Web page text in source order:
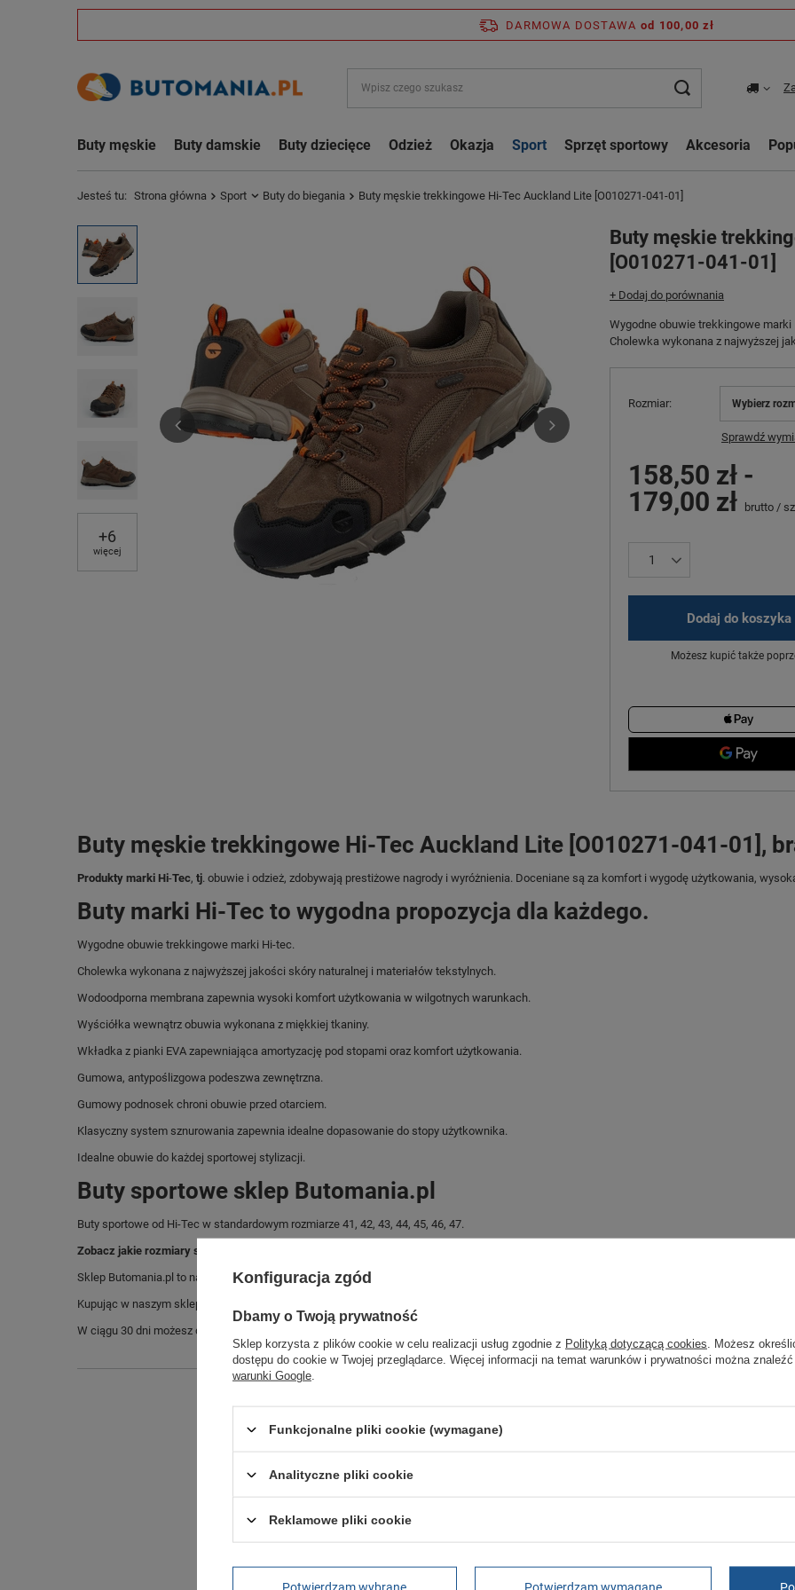
DARMOWA DOSTAWA od 100,00 zł
Buty męskie Buty damskie Buty dziecięce Odzież Okazja Sport Sprzęt sportowy Akcesoria
Jesteś tu: Strona główna Sport Buty do biegania Buty męskie trekkingowe Hi-Tec Auckland Lite [O010271-041-01]
+6
więcej
Buty męskie
[O010271-041-01]
+ Dodaj do porównania
Wygodne obuwie trekkingowe marki
Cholewka wykonana z najwyższej
Rozmiar Wybierz
Sprawdź
158,50 zł -
179,00 zł
brutto /
Dodaj do koszyka
Możesz kupić także
Buty męskie trekkingowe Hi-Tec Auckland Lite [O010271-041-01],
Produkty marki Hi-Tec, tj. obuwie i odzież, zdobywają prestiżowe nagrody i wyróżnienia. Doceniane są za komfort i wygodę użytkowania,
Buty marki Hi-Tec to wygodna propozycja dla każdego.
Wygodne obuwie trekkingowe marki Hi-tec.
Cholewka wykonana z najwyższej jakości skóry naturalnej i materiałów tekstylnych.
Wodoodporna membrana zapewnia wysoki komfort użytkowania w wilgotnych warunkach.
Wyściółka wewnątrz obuwia wykonana z miękkiej tkaniny.
Wkładka z pianki EVA zapewniająca amortyzację pod stopami oraz komfort użytkowania.
Gumowa, antypoślizgowa podeszwa zewnętrzna.
Gumowy podnosek chroni obuwie przed otarciem.
Klasyczny system sznurowania zapewnia idealne dopasowanie do stopy użytkownika.
Idealne obuwie do każdej sportowej stylizacji.
Buty sportowe sklep Butomania.pl
Buty sportowe od Hi-Tec w standardowym rozmiarze 41, 42, 43, 44, 45, 46, 47.
Zobacz jakie rozmiary są dostępne.
Sklep Butomania.pl to największy wybór obuwia sportowego dla całej Twojej rodziny.
Kupując w naszym sklepie internetowym masz gwarancję, że towar jest oryginalny i pochodzi z oficjalnej sieci dystrybucyjnej.
W ciągu 30 dni możesz dokonać zwrotu bądź wymiany towaru bez podania przyczyny.
Szerokość towaru w centymetrach Więcej 20
Konfiguracja zgód
Dbamy o Twoją prywatność
Sklep korzysta z plików cookie w celu realizacji usług zgodnie z Polityką dotyczącą cookies . Możesz
dostępu do cookie w Twojej przeglądarce. Więcej informacji na temat warunków i prywatności można
warunki Google
Funkcjonalne pliki cookie (wymagane)
Analityczne pliki cookie
Reklamowe pliki cookie
Potwierdzam wybrane Potwierdzam wymagane